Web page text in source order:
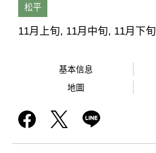
松平
11月上旬, 11月中旬, 11月下旬
基本信息
地圖